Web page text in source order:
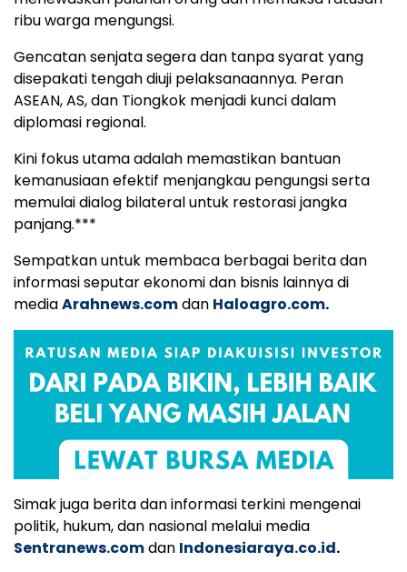
ribu warga mengungsi.
Gencatan senjata segera dan tanpa syarat yang
disepakati tengah diuji pelaksanaannya. Peran
ASEAN, AS, dan Tiongkok menjadi kunci dalam
diplomasi regional.
Kini fokus utama adalah memastikan bantuan
kemanusiaan efektif menjangkau pengungsi serta
memulai dialog bilateral untuk restorasi jangka
panjang.***
Sempatkan untuk membaca berbagai berita dan
informasi seputar ekonomi dan bisnis lainnya di
mediaArahnews.comdan Haloagro.com.
Simak juga berita dan informasi terkini mengenai
politik, hukum, dan nasional melalui media
Sentranews.comdan Indonesiaraya.co.id.